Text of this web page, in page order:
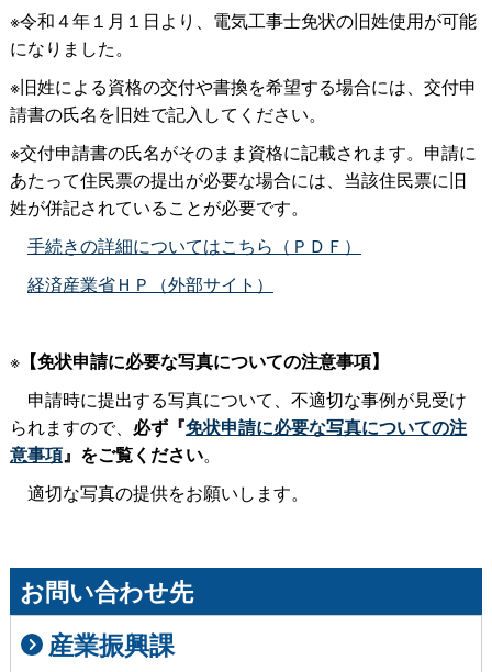
※令和４年１月１日より、電気工事士免状の旧姓使用が可能
になりました。
※旧姓による資格の交付や書換を希望する場合には、交付申
請書の氏名を旧姓で記入してください。
※交付申請書の氏名がそのまま資格に記載されます。申請に
あたって住民票の提出が必要な場合には、当該住民票に旧
姓が併記されていることが必要です。
手続きの詳細についてはこちら（ＰＤＦ）
経済産業省ＨＰ（外部サイト）
※【免状申請に必要な写真についての注意事項】
申請時に提出する写真について、不適切な事例が見受け
られますので、 必ず『免状申請に必要な写真についての注
意事項』をご覧ください。
適切な写真の提供をお願いします。
お問い合わせ先
産業振興課